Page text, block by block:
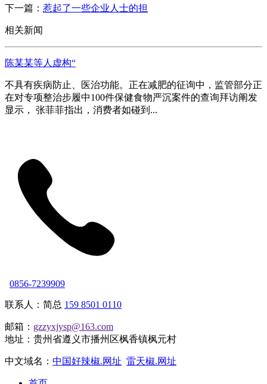
下一篇： 惹起了一些企业人士的担
相关新闻
陈某某等人虚构“
不具有疾病防止、医治功能。正在减肥的征询中，监管部分正
在对专项整治步履中100件保健食物严沉案件的查询拜访阐发
显示， 张菲菲指出，消费者如碰到...
0856-7239909
联系人：简总 159 8501 0110
邮箱： gzzyxjysp@163.com
地址：贵州省遵义市播州区枫香镇枫元村
中文域名： 中国好辣椒.网址 雷天椒.网址